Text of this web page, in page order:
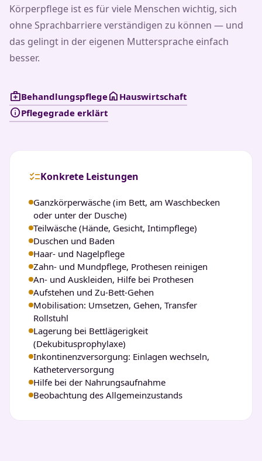
Körperpflege ist es für viele Menschen wichtig, sich
ohne Sprachbarriere verständigen zu können — und
das gelingt in der eigenen Muttersprache einfach
besser.
medical_servicesBehandlungspflegehome Hauswirtschaft
infoPflegegrade erklärt
checklistKonkrete Leistungen
Ganzkörperwäsche (im Bett, am Waschbecken
oder unter der Dusche)
Teilwäsche (Hände, Gesicht, Intimpflege)
Duschen und Baden
Haar- und Nagelpflege
Zahn- und Mundpflege, Prothesen reinigen
An- und Auskleiden, Hilfe bei Prothesen
Aufstehen und Zu-Bett-Gehen
Mobilisation: Umsetzen, Gehen, Transfer
Rollstuhl
Lagerung bei Bettlägerigkeit
(Dekubitusprophylaxe)
Inkontinenzversorgung: Einlagen wechseln,
Katheterversorgung
Hilfe bei der Nahrungsaufnahme
Beobachtung des Allgemeinzustands